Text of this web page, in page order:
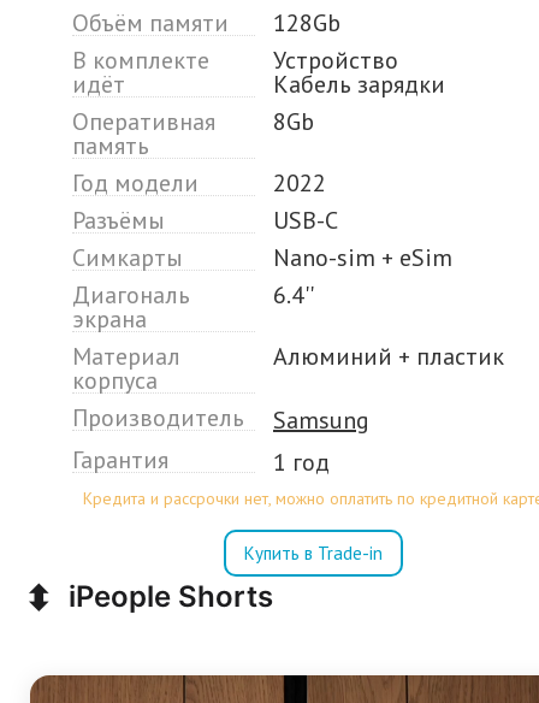
Объём памяти
128Gb
В комплекте
идёт
Устройство
Кабель зарядки
Оперативная
память
8Gb
Год модели
2022
Разъёмы
USB-C
Симкарты
Nano-sim + eSim
Диагональ
экрана
6.4''
Материал
корпуса
Алюминий + пластик
Производитель
Samsung
Гарантия
1 год
Кредита и рассрочки нет, можно оплатить по кредитной
Купить в Trade-in
⬍ iPeople Shorts